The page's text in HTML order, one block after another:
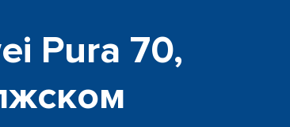
Pura 70,